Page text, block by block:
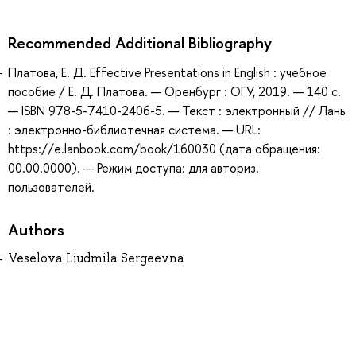
Recommended Additional Bibliography
Платова, Е. Д. Effective Presentations in English : учебное
пособие / Е. Д. Платова. — Оренбург : ОГУ, 2019. — 140 с.
— ISBN 978-5-7410-2406-5. — Текст : электронный // Лань
: электронно-библиотечная система. — URL:
https://e.lanbook.com/book/160030 (дата обращения:
00.00.0000). — Режим доступа: для авториз.
пользователей.
Authors
Veselova Liudmila Sergeevna